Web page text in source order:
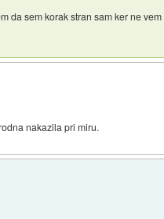
da sem korak stran sam ker ne vem
nakazila pri miru.